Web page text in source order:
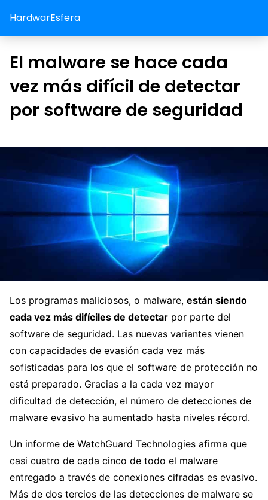
HardwarEsfera
El malware se hace cada
vez más difícil de detectar
por software de seguridad
Los programas maliciosos, o malware, están siendo
cada vez más difíciles de detectar por parte del
software de seguridad. Las nuevas variantes vienen
con capacidades de evasión cada vez más
sofisticadas para los que el software de protección no
está preparado. Gracias a la cada vez mayor
dificultad de detección, el número de detecciones de
malware evasivo ha aumentado hasta niveles récord.
Un informe de WatchGuard Technologies afirma que
casi cuatro de cada cinco de todo el malware
entregado a través de conexiones cifradas es evasivo.
Más de dos tercios de las detecciones de malware se